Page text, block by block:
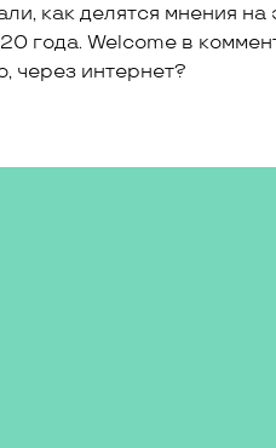
как делятся мнения на
года. Welcome в
через интернет?